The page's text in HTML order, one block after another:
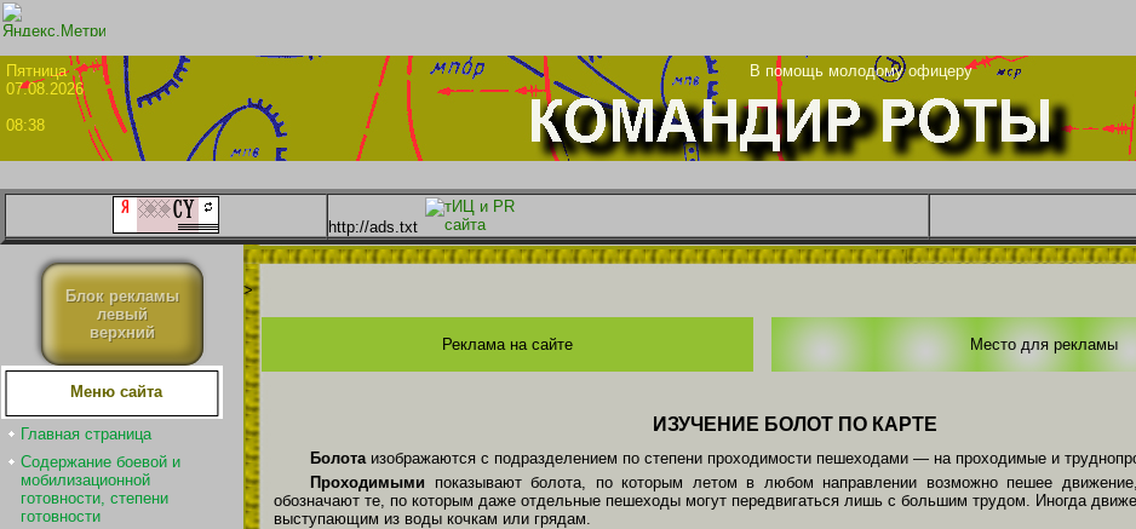
Пятница
В помощь молодому офицеру
07.08.2026
08:38
http://ads.txt
Блок рекламы
левый
верхний
Меню сайта
Главная страница
Содержание боевой и
мобилизационной
готовности, степени
готовности
>
Реклама на сайте Место для рекламы
ИЗУЧЕНИЕ БОЛОТ ПО КАРТЕ
Болота изображаются с подразделением по степени проходимости пешеходами — на проходимые и
Проходимыми показывают болота, по которым летом в любом направлении возможно пешее
обозначают те, по которым даже отдельные пешеходы могут передвигаться лишь с большим трудом. Иногда
выступающим из воды кочкам или грядам.